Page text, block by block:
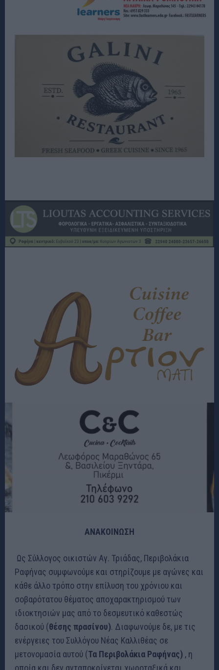
ΑΝΑΚΟΙΝΩΣΗ
Ως Σύλλογος οικιστών Αγ. Τριάδας, Περιβολάκια
Ραφήνας συμφωνούμε και στηρίζουμε με αγώνες και
κάθε άλλο τρόπο στην επίλυση του χρόνιου και
σοβαρότατου θέματος αποχαρακτηρισμού των
ιδιοκτησιών μας από το δεσμευτικό καθεστώς
δασικού (θέσης πρασίνου). Διαφωνούμε δε, με τις
ενέργειες του Συλλόγου Νέας Καλλιθέας σε
μετονομασία αυτού (Τα Περιβολάκια Ραφήνας) , η